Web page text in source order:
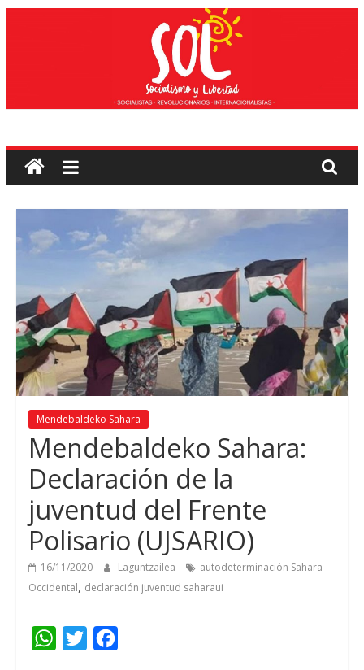
Sozialismoa
eta
Askatasuna
Mendebaldeko Sahara
Mendebaldeko Sahara:
Declaración de la
juventud del Frente
Polisario (UJSARIO)
16/11/2020 Laguntzailea
autodeterminación Sahara
Occidental, declaración juventud saharaui
W